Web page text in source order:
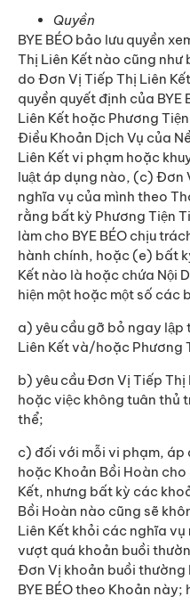
Quyền
BYE BÉO bảo lưu quyền
Thị Liên Kết nào cũng
do Đơn Vị Tiếp Thị Liên
quyền quyết định của
Liên Kết hoặc Phương
Điều Khoản Dịch Vụ của
Liên Kết vi phạm hoặc
luật áp dụng nào, (c) Đơn
nghĩa vụ của mình theo
rằng bất kỳ Phương Tiện
làm cho BYE BÉO chịu
hành chính, hoặc (e) bất
Kết nào là hoặc chứa Nội
hiện một hoặc một số các
a) yêu cầu gỡ bỏ ngay
Liên Kết và/hoặc Phương
b) yêu cầu Đơn Vị Tiếp
hoặc việc không tuân thủ
thể;
c) đối với mỗi vi phạm,
hoặc Khoản Bồi Hoàn
Kết, nhưng bất kỳ các
Bồi Hoàn nào cũng sẽ
Liên Kết khỏi các nghĩa vụ
vượt quá khoản buồi
Đơn Vị khoản buồi thường
BYE BÉO theo Khoản này;